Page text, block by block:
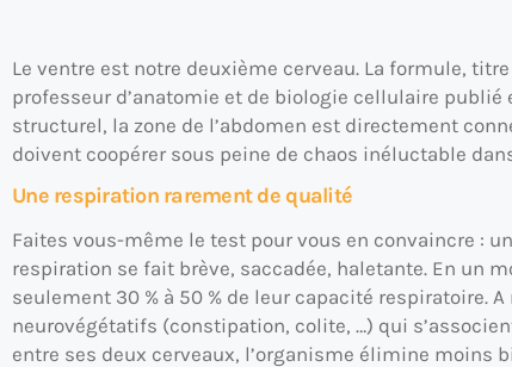
Le ventre est notre deuxième cerveau. La formule,
professeur d’anatomie et de biologie cellulaire
structurel, la zone de l’abdomen est directement
doivent coopérer sous peine de chaos inéluctable
Une respiration rarement de qualité
Faites vous-même le test pour vous en convaincre :
respiration se fait brève, saccadée, haletante. En un
seulement 30 % à 50 % de leur capacité
neurovégétatifs (constipation, colite, …) qui
entre ses deux cerveaux, l’organisme élimine